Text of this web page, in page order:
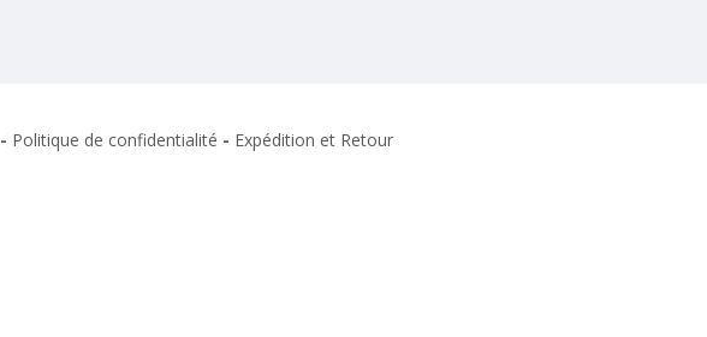
- Politique de confidentialité - Expédition et Retour